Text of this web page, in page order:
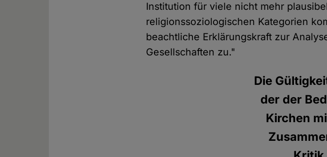
Institution für viele nicht mehr
religionssoziologischen Kategorien
beachtliche Erklärungskraft zur
Gesellschaften zu."
Die
der der
Kirchen